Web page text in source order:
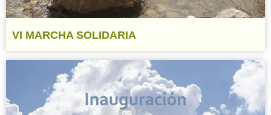
VI MARCHA SOLIDARIA